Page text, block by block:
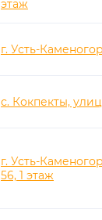
этаж
г. Усть-
с. Кокпекты,
г. Усть-
56, 1 этаж